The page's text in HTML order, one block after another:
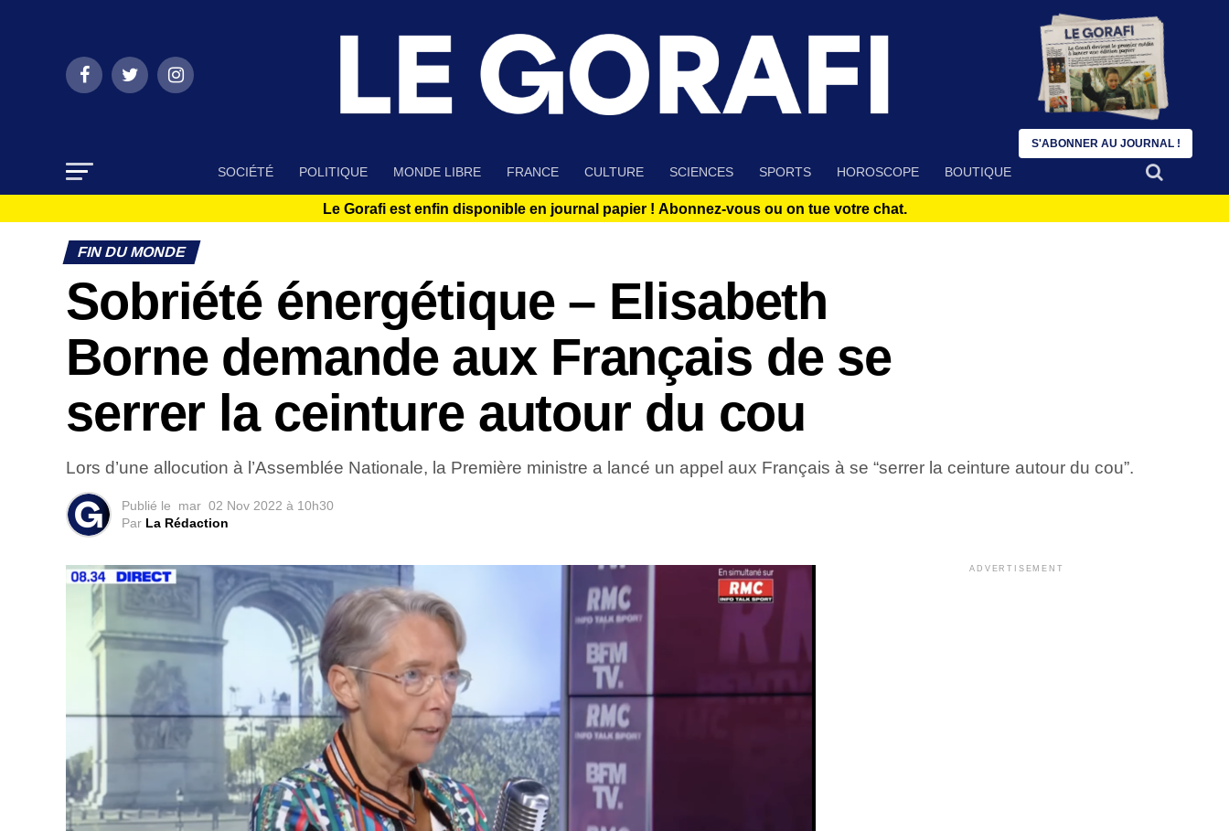
SOCIÉTÉ POLITIQUE MONDE LIBRE FRANCE CULTURE SCIENCES SPORTS HOROSCOPE BOUTIQUE
Le Gorafi est enfin disponible en journal papier ! Abonnez-vous ou on tue votre chat.
FIN DU MONDE
Sobriété énergétique – Elisabeth
Borne demande aux Français de se
serrer la ceinture autour du cou
Lors d’une allocution à l’Assemblée Nationale, la Première ministre a lancé un appel aux Français à se “serrer la ceinture autour du cou”.
Publié le mar 02 Nov 2022 à 10h30
Par La Rédaction
ADVERTISEMENT
S'ABONNER AU JOURNAL !